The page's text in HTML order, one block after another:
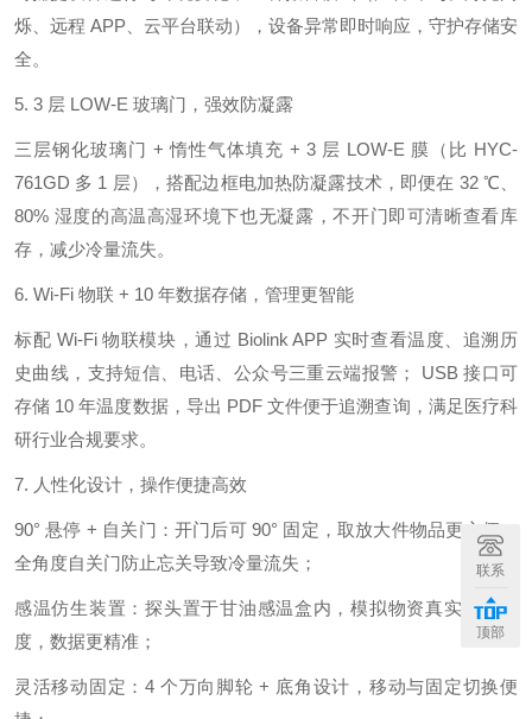
烁、远程 APP、云平台联动），设备异常即时响应，守护存储安
全。
5. 3 层 LOW-E 玻璃门，强效防凝露
三层钢化玻璃门 + 惰性气体填充 + 3 层 LOW-E 膜（比 HYC-
761GD 多 1 层），搭配边框电加热防凝露技术，即便在 32 ℃、
80% 湿度的高温高湿环境下也无凝露，不开门即可清晰查看库
存，减少冷量流失。
6. Wi-Fi 物联 + 10 年数据存储，管理更智能
标配 Wi-Fi 物联模块，通过 Biolink APP 实时查看温度、追溯历
史曲线，支持短信、电话、公众号三重云端报警； USB 接口可
存储 10 年温度数据，导出 PDF 文件便于追溯查询，满足医疗科
研行业合规要求。
7. 人性化设计，操作便捷高效
90° 悬停 + 自关门：开门后可 90° 固定，取放大件物品更方便，
全角度自关门防止忘关导致冷量流失；
感温仿生装置：探头置于甘油感温盒内，模拟物资真实存储温
度，数据更精准；
灵活移动固定：4 个万向脚轮 + 底角设计，移动与固定切换便
联系
顶部